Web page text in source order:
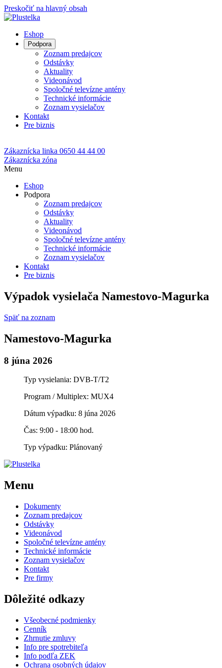
Preskočiť na hlavný obsah
Eshop
Podpora
Zoznam predajcov
Odstávky
Aktuality
Videonávod
Spoločné televízne antény
Technické informácie
Zoznam vysielačov
Kontakt
Pre biznis
Zákaznícka linka 0650 44 44 00
Zákaznícka zóna
Menu
Eshop
Podpora
Zoznam predajcov
Odstávky
Aktuality
Videonávod
Spoločné televízne antény
Technické informácie
Zoznam vysielačov
Kontakt
Pre biznis
Výpadok vysielača Namestovo-Magurka
Späť na zoznam
Namestovo-Magurka
8 júna 2026
Typ vysielania: DVB-T/T2
Program / Multiplex: MUX4
Dátum výpadku: 8 júna 2026
Čas: 9:00 - 18:00 hod.
Typ výpadku: Plánovaný
Menu
Dokumenty
Zoznam predajcov
Odstávky
Videonávod
Spoločné televízne antény
Technické informácie
Zoznam vysielačov
Kontakt
Pre firmy
Dôležité odkazy
Všeobecné podmienky
Cenník
Zhrnutie zmluvy
Info pre spotrebiteľa
Info podľa ZEK
Ochrana osobných údajov